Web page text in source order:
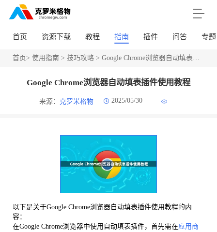
首页 资源下载 教程 指南 插件 问答 专题
首页> 使用指南 > 技巧攻略> Google Chrome浏览器自动填表插件使用教程
Google Chrome浏览器自动填表插件使用教程
来源： 克罗米格物 2025/05/30
以下是关于Google Chrome浏览器自动填表插件使用教程的内
容：
在Google Chrome浏览器中使用自动填表插件，首先需在应用商